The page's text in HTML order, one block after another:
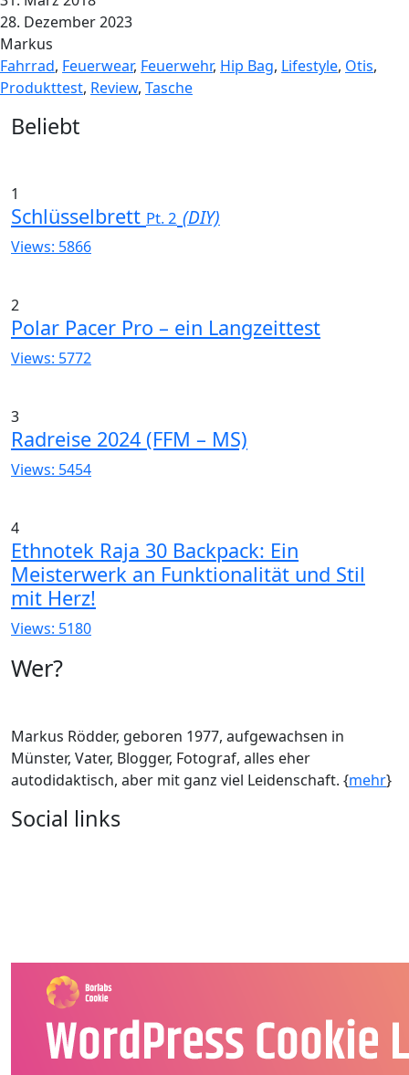
28. Dezember 2023
Markus
Fahrrad, Feuerwear, Feuerwehr, Hip Bag, Lifestyle, Otis,
Produkttest, Review, Tasche
Widgets
Beliebt
1
Schlüsselbrett Pt. 2 (DIY)
Views: 5866
2
Polar Pacer Pro – ein Langzeittest
Views: 5772
3
Radreise 2024 (FFM – MS)
Views: 5454
4
Ethnotek Raja 30 Backpack: Ein
Meisterwerk an Funktionalität und Stil
mit Herz!
Views: 5180
Wer?
Markus Rödder, geboren 1977, aufgewachsen in
Münster, Vater, Blogger, Fotograf, alles eher
autodidaktisch, aber mit ganz viel Leidenschaft. {mehr}
Social links